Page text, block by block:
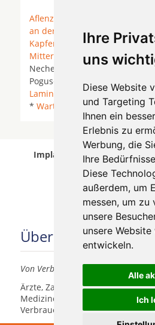
Ihre
uns
Diese Website
und Targeting
Ihnen ein
Erlebnis zu
Werbung, die
Ihre
Diese
außerdem, um
messen, um zu
unsere
unsere
entwickeln.
Alle
Ich
Aflenz Kurort
an der Mur
* Fuscht * Gassing
Kapfenberg
*Kindberg*
Mitterdorf im Mürztal*
Nechelheim *Niklasdorf *
Pogusch * Scheuchenegg *
Laming
St. Lorenzen im
* Wartberg im Mürztal*
Implantologen in St.
am 08 August 2026
Über uns
Von Verbrauchern für Verbraucher
Ärzte, Zahnärzte, Akustiker und
Medizindienstleister haben hier
Verbrauchern vorzustellen.